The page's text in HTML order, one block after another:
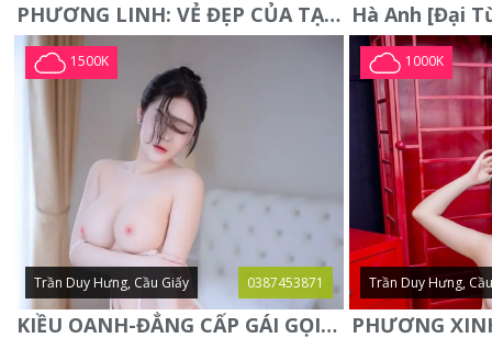
PHƯƠNG LINH: VẺ ĐẸP CỦA TẠO HÓA, XINH ĐẸP, SEXY, QUYỄN RŨ
1500K
Trần Duy Hưng, Cầu Giấy 0387453871
KIỀU OANH-ĐẲNG CẤP GÁI GỌI XINH SANG-NGOAN NGOÃN
1000K
Trần Duy Hưng,